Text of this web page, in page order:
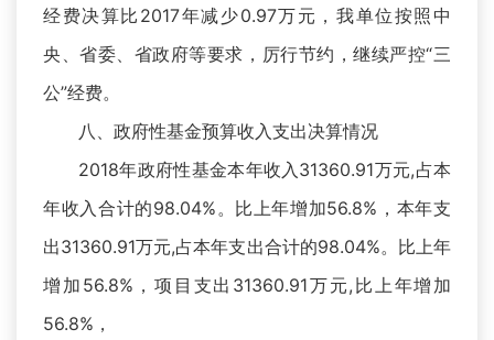
经费决算比2017年减少0.97万元，我单位按照中
央、省委、省政府等要求，厉行节约，继续严控“三
公”经费。
八、政府性基金预算收入支出决算情况
2018年政府性基金本年收入31360.91万元,占本
年收入合计的98.04%。比上年增加56.8%，本年支
出31360.91万元,占本年支出合计的98.04%。比上年
增加56.8%，项目支出31360.91万元,比上年增加
56.8%，